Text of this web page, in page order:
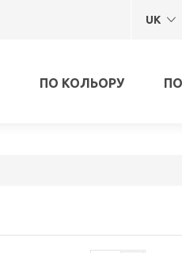
UK
ПО КОЛЬОРУ